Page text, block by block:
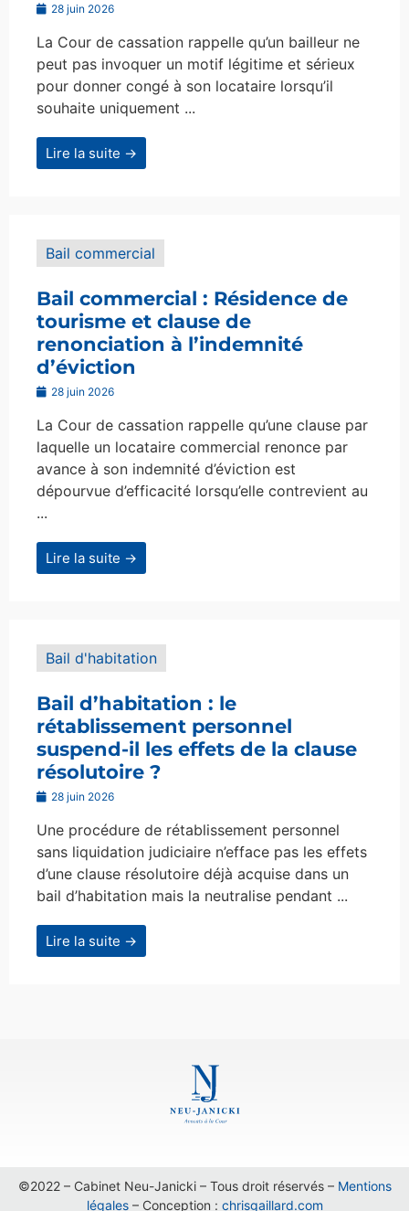
28 juin 2026
La Cour de cassation rappelle qu’un bailleur ne
peut pas invoquer un motif légitime et sérieux
pour donner congé à son locataire lorsqu’il
souhaite uniquement ...
Lire la suite →
Bail commercial
Bail commercial : Résidence de
tourisme et clause de
renonciation à l’indemnité
d’éviction
28 juin 2026
La Cour de cassation rappelle qu’une clause par
laquelle un locataire commercial renonce par
avance à son indemnité d’éviction est
dépourvue d’efficacité lorsqu’elle contrevient au
...
Lire la suite →
Bail d'habitation
Bail d’habitation : le
rétablissement personnel
suspend-il les effets de la clause
résolutoire ?
28 juin 2026
Une procédure de rétablissement personnel
sans liquidation judiciaire n’efface pas les effets
d’une clause résolutoire déjà acquise dans un
bail d’habitation mais la neutralise pendant ...
Lire la suite →
©2022 – Cabinet Neu-Janicki – Tous droit réservés – Mentions
légales– Conception : chrisgaillard.com